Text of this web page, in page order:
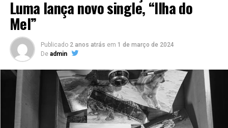
Luma lança novo single, “Ilha do
Mel”
Publicado 2 anos atrás em 1 de março de 2024
De admin